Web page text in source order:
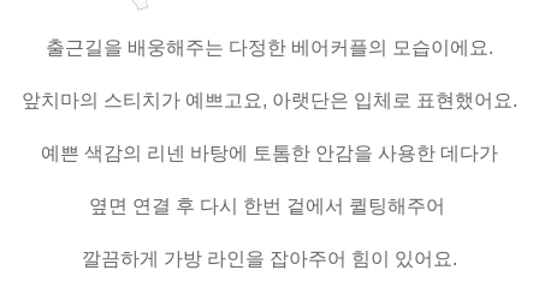
출근길을 배웅해주는 다정한 베어커플의 모습이에요.
앞치마의 스티치가 예쁘고요, 아랫단은 입체로 표현했어요.
예쁜 색감의 리넨 바탕에 토톰한 안감을 사용한 데다가
옆면 연결 후 다시 한번 겉에서 퀼팅해주어
깔끔하게 가방 라인을 잡아주어 힘이 있어요.